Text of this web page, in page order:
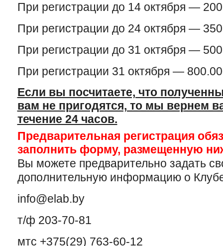
При регистрации до 14 октября —
При регистрации до 24 октября —
При регистрации до 31 октября —
При регистрации 31 октября —
Если вы посчитаете, что
вам не пригодятся, то мы вернем
течение 24 часов.
Предварительная регистрация
заполнить форму, размещенную
Вы можете предварительно задать
дополнительную информацию о
info@elab.by
т/ф 203-70-81
мтс +375(29) 763-60-12